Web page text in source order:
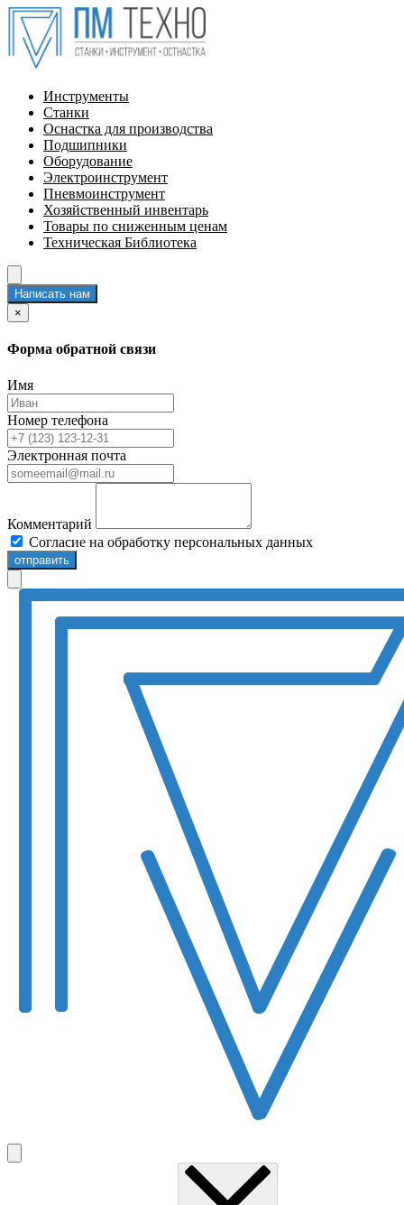
Инструменты
Станки
Оснастка для производства
Подшипники
Оборудование
Электроинструмент
Пневмоинструмент
Хозяйственный инвентарь
Товары по сниженным ценам
Техническая Библиотека
Написать нам
×
Форма обратной связи
Имя
Номер телефона
Электронная почта
Комментарий
Согласие на обработку персональных данных
отправить